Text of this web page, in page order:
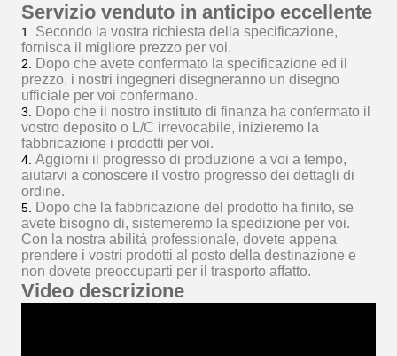
Servizio venduto in anticipo eccellente
1. Secondo la vostra richiesta della specificazione,
fornisca il migliore prezzo per voi.
2. Dopo che avete confermato la specificazione ed il
prezzo, i nostri ingegneri disegneranno un disegno
ufficiale per voi confermano.
3. Dopo che il nostro instituto di finanza ha confermato il
vostro deposito o L/C irrevocabile, inizieremo la
fabbricazione i prodotti per voi.
4. Aggiorni il progresso di produzione a voi a tempo,
aiutarvi a conoscere il vostro progresso dei dettagli di
ordine.
5. Dopo che la fabbricazione del prodotto ha finito, se
avete bisogno di, sistemeremo la spedizione per voi.
Con la nostra abilità professionale, dovete appena
prendere i vostri prodotti al posto della destinazione e
non dovete preoccuparti per il trasporto affatto.
Video descrizione